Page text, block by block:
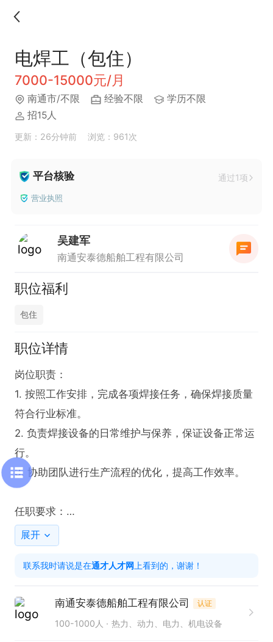
电焊工（包住）
7000-15000元/月
南通市/不限 经验不限
学历不限
招15人
更新：26分钟前 浏览：961次
平台核验 通过1项
营业执照
吴建军
南通安泰德船舶工程有限公司
职位福利
包住
职位详情
岗位职责：
1. 按照工作安排，完成各项焊接任务，确保焊接质量
符合行业标准。
2. 负责焊接设备的日常维护与保养，保证设备正常运
行。
3. 协助团队进行生产流程的优化，提高工作效率。
任职要求：
1. 持有应急管理局颁发的相关证书，且能通过船级社
2. 能够顺利通过船厂安全考试，并提供真实有效的体
3. 具备良好的焊接技能，能够适应正常8小时工作
制，因工作需要可能会有2-4小时加班，加班提供加
展开
联系我时请说是在通才人才网 上看到的，谢谢！
南通安泰德船舶工程有限公司 认证
100-1000人 热力、动力、电力、机电设备